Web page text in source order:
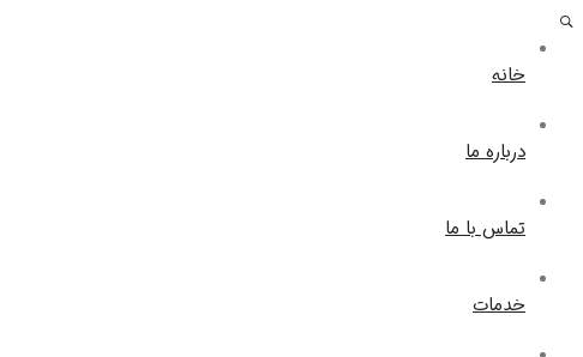
خانه
درباره ما
تماس با ما
خدمات